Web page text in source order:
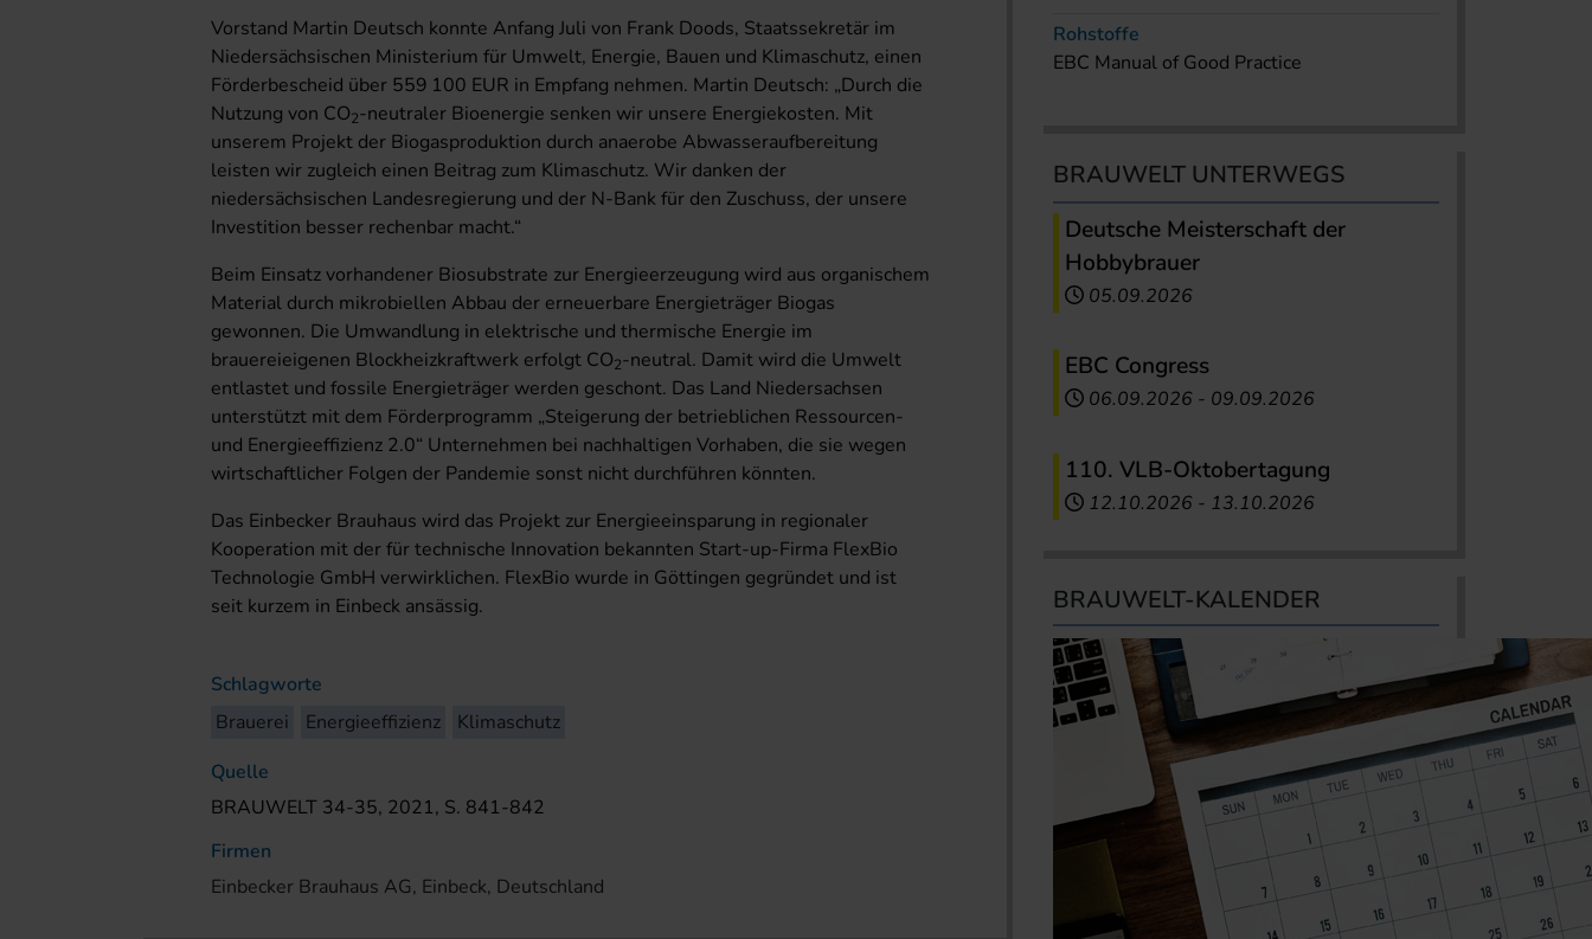
Vorstand Martin Deutsch konnte Anfang Juli von Frank Doods, Staatssekretär im
Niedersächsischen Ministerium für Umwelt, Energie, Bauen und Klimaschutz, einen
Förderbescheid über 559 100 EUR in Empfang nehmen. Martin Deutsch: „Durch die
Nutzung von CO2-neutraler Bioenergie senken wir unsere Energiekosten. Mit
unserem Projekt der Biogasproduktion durch anaerobe Abwasseraufbereitung
leisten wir zugleich einen Beitrag zum Klimaschutz. Wir danken der
niedersächsischen Landesregierung und der N-Bank für den Zuschuss, der unsere
Investition besser rechenbar macht.“
Beim Einsatz vorhandener Biosubstrate zur Energieerzeugung wird aus organischem
Material durch mikrobiellen Abbau der erneuerbare Energieträger Biogas
gewonnen. Die Umwandlung in elektrische und thermische Energie im
brauereieigenen Blockheizkraftwerk erfolgt CO2-neutral. Damit wird die Umwelt
entlastet und fossile Energieträger werden geschont. Das Land Niedersachsen
unterstützt mit dem Förderprogramm „Steigerung der betrieblichen Ressourcen-
und Energieeffizienz 2.0“ Unternehmen bei nachhaltigen Vorhaben, die sie wegen
wirtschaftlicher Folgen der Pandemie sonst nicht durchführen könnten.
Das Einbecker Brauhaus wird das Projekt zur Energieeinsparung in regionaler
Kooperation mit der für technische Innovation bekannten Start-up-Firma FlexBio
Technologie GmbH verwirklichen. FlexBio wurde in Göttingen gegründet und ist
seit kurzem in Einbeck ansässig.
Schlagworte
Brauerei
Energieeffizienz
Klimaschutz
Quelle
BRAUWELT 34-35, 2021, S. 841-842
Firmen
Einbecker Brauhaus AG, Einbeck, Deutschland
Rohstoffe
EBC Manual of Good Practice
BRAUWELT UNTERWEGS
Deutsche Meisterschaft der
Hobbybrauer
05.09.2026
EBC Congress
06.09.2026 - 09.09.2026
110. VLB-Oktobertagung
12.10.2026 - 13.10.2026
BRAUWELT-KALENDER